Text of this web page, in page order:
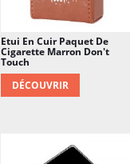
Etui En Cuir Paquet De
Cigarette Marron Don't
Touch
DÉCOUVRIR